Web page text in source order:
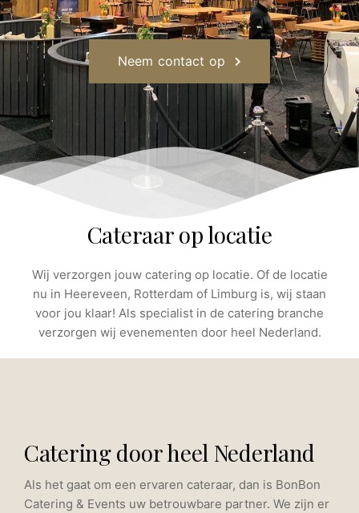
Neem contact op
Cateraar op locatie
Wij verzorgen jouw catering op locatie. Of de locatie
nu in Heereveen, Rotterdam of Limburg is, wij staan
voor jou klaar! Als specialist in de catering branche
verzorgen wij evenementen door heel Nederland.
Catering door heel Nederland
Als het gaat om een ervaren cateraar, dan is BonBon
Catering & Events uw betrouwbare partner. We zijn er